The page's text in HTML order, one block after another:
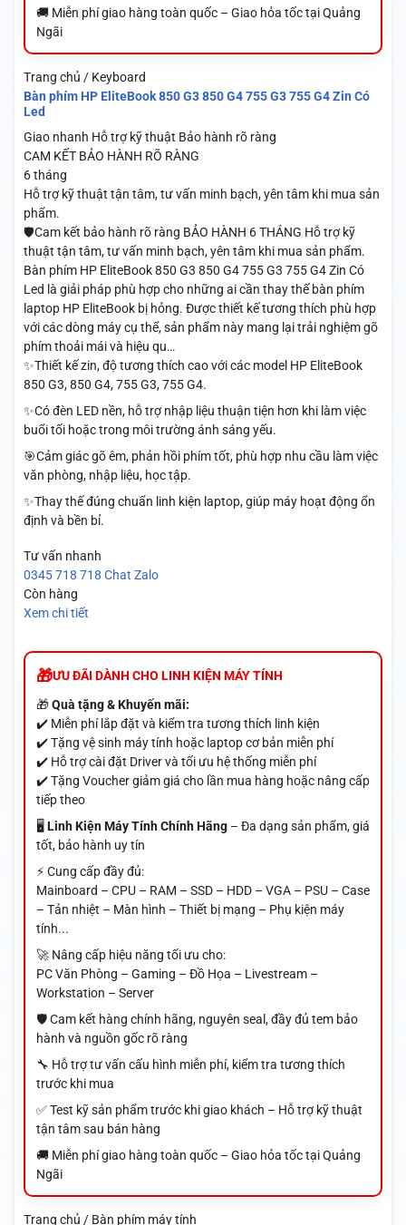
🚚 Miễn phí giao hàng toàn quốc – Giao hỏa tốc tại Quảng
Ngãi
Trang chủ / Keyboard
Bàn phím HP EliteBook 850 G3 850 G4 755 G3 755 G4 Zin Có
Led
Giao nhanh Hỗ trợ kỹ thuật Bảo hành rõ ràng
CAM KẾT BẢO HÀNH RÕ RÀNG
6 tháng
Hỗ trợ kỹ thuật tận tâm, tư vấn minh bạch, yên tâm khi mua sản
phẩm.
🛡️Cam kết bảo hành rõ ràng BẢO HÀNH 6 THÁNG Hỗ trợ kỹ
thuật tận tâm, tư vấn minh bạch, yên tâm khi mua sản phẩm.
Bàn phím HP EliteBook 850 G3 850 G4 755 G3 755 G4 Zin Có
Led là giải pháp phù hợp cho những ai cần thay thế bàn phím
laptop HP EliteBook bị hỏng. Được thiết kế tương thích phù hợp
với các dòng máy cụ thể, sản phẩm này mang lại trải nghiệm gõ
phím thoải mái và hiệu qu…
✨Thiết kế zin, độ tương thích cao với các model HP EliteBook
850 G3, 850 G4, 755 G3, 755 G4.
✨Có đèn LED nền, hỗ trợ nhập liệu thuận tiện hơn khi làm việc
buổi tối hoặc trong môi trường ánh sáng yếu.
🎯Cảm giác gõ êm, phản hồi phím tốt, phù hợp nhu cầu làm việc
văn phòng, nhập liệu, học tập.
✨Thay thế đúng chuẩn linh kiện laptop, giúp máy hoạt động ổn
định và bền bỉ.
Tư vấn nhanh
0345 718 718 Chat Zalo
Còn hàng
Xem chi tiết
ƯU ĐÃI DÀNH CHO LINH KIỆN MÁY TÍNH
🎁Quà tặng & Khuyến mãi:
✔️ Miễn phí lắp đặt và kiểm tra tương thích linh kiện
✔️ Tặng vệ sinh máy tính hoặc laptop cơ bản miễn phí
✔️ Hỗ trợ cài đặt Driver và tối ưu hệ thống miễn phí
✔️ Tặng Voucher giảm giá cho lần mua hàng hoặc nâng cấp
tiếp theo
🖥️ Linh Kiện Máy Tính Chính Hãng– Đa dạng sản phẩm, giá
tốt, bảo hành uy tín
⚡ Cung cấp đầy đủ:
Mainboard – CPU – RAM – SSD – HDD – VGA – PSU – Case
– Tản nhiệt – Màn hình – Thiết bị mạng – Phụ kiện máy
tính...
🚀 Nâng cấp hiệu năng tối ưu cho:
PC Văn Phòng – Gaming – Đồ Họa – Livestream –
Workstation – Server
🛡️ Cam kết hàng chính hãng, nguyên seal, đầy đủ tem bảo
hành và nguồn gốc rõ ràng
🔧 Hỗ trợ tư vấn cấu hình miễn phí, kiểm tra tương thích
trước khi mua
✅ Test kỹ sản phẩm trước khi giao khách – Hỗ trợ kỹ thuật
tận tâm sau bán hàng
🚚 Miễn phí giao hàng toàn quốc – Giao hỏa tốc tại Quảng
Ngãi
Trang chủ / Bàn phím máy tính